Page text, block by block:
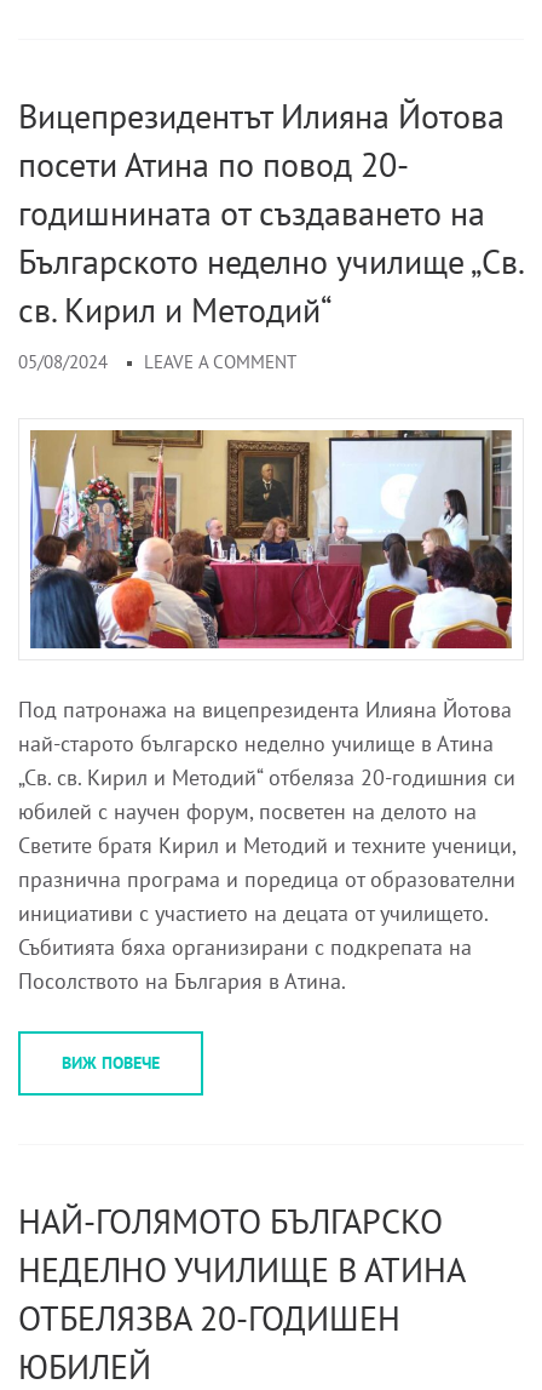
Вицепрезидентът Илияна Йотова
посети Атина по повод 20-
годишнината от създаването на
Българското неделно училище „Св.
св. Кирил и Методий“
05/08/2024 LEAVE A COMMENT
Под патронажа на вицепрезидента Илияна Йотова
най-старото българско неделно училище в Атина
„Св. св. Кирил и Методий“ отбеляза 20-годишния си
юбилей с научен форум, посветен на делото на
Светите братя Кирил и Методий и техните ученици,
празнична програма и поредица от образователни
инициативи с участието на децата от училището.
Събитията бяха организирани с подкрепата на
Посолството на България в Атина.
ВИЖ ПОВЕЧЕ
НАЙ-ГОЛЯМОТО БЪЛГАРСКО
НЕДЕЛНО УЧИЛИЩЕ В АТИНА
ОТБЕЛЯЗВА 20-ГОДИШЕН
ЮБИЛЕЙ